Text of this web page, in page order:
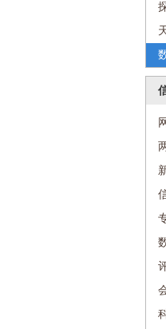
全
普
小
园
学
阳
梦
科
第